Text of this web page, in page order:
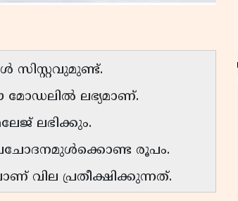
സിസ്റ്റവുമുണ്ട്.
ലഭ്യമാണ്.
ലഭിക്കും.
രൂപം.
വില പ്രതീക്ഷിക്കുന്നത്.